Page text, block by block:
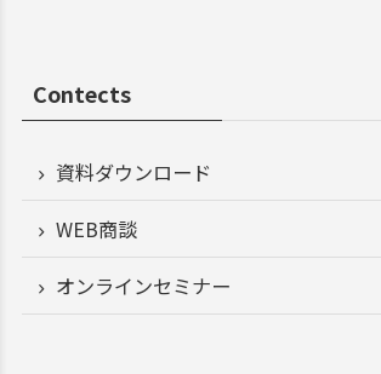
Contects
資料ダウンロード
WEB商談
オンラインセミナー